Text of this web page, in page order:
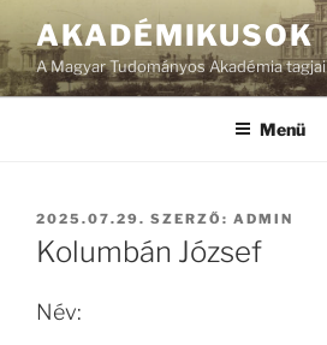
AKADÉMIKUSOK
A Magyar Tudományos Akadémia tagjai
Menü
BEKÜLDVE:
2025.07.29. SZERZŐ: ADMIN
Kolumbán József
Név: